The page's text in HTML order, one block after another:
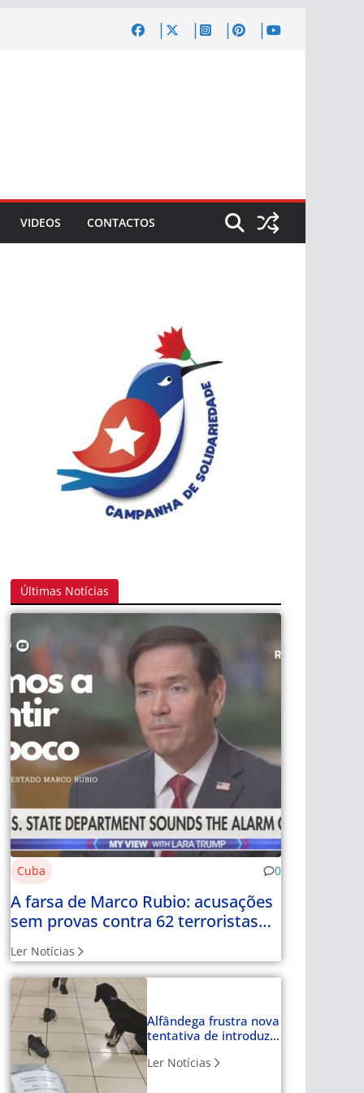
VIDEOS CONTACTOS
Últimas Notícias
Cuba 0
A farsa de Marco Rubio: acusações
sem provas contra 62 terroristas
Ler Notícias
Alfândega frustra nova
tentativa de introduzir
Ler Notícias